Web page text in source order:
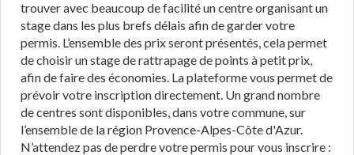
trouver avec beaucoup de facilité un centre organisant un
stage dans les plus brefs délais afin de garder votre
permis. L’ensemble des prix seront présentés, cela permet
de choisir un stage de rattrapage de points à petit prix,
afin de faire des économies. La plateforme vous permet de
prévoir votre inscription directement. Un grand nombre
de centres sont disponibles, dans votre commune, sur
l’ensemble de la région Provence-Alpes-Côte d'Azur.
N’attendez pas de perdre votre permis pour vous inscrire :